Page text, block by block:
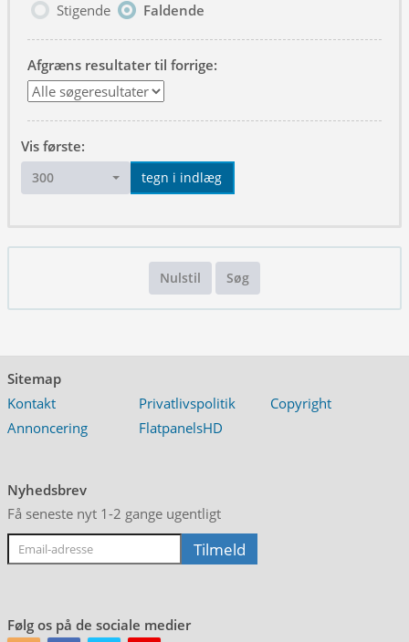
Stigende Faldende
Afgræns resultater til forrige:
Vis første:
300 tegn i indlæg
Nulstil Søg
Sitemap
Kontakt
Privatlivspolitik
Copyright
Annoncering
FlatpanelsHD
Nyhedsbrev
Få seneste nyt 1-2 gange ugentligt
Følg os på de sociale medier